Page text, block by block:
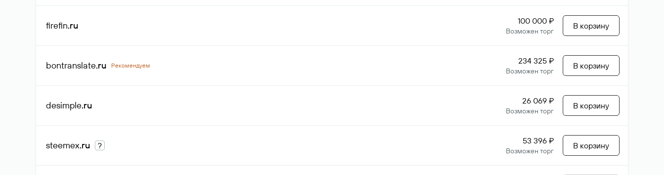
firefin.ru 100 000 ₽
Возможен торг
В корзину
bontranslate.ru Рекомендуем 234 325 ₽
Возможен торг
В корзину
desimple.ru 26 069 ₽
Возможен торг
В корзину
steemex.ru ? 53 396 ₽
Возможен торг
В корзину